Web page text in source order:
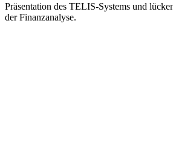
Präsentation des TELIS-Systems und
der Finanzanalyse.